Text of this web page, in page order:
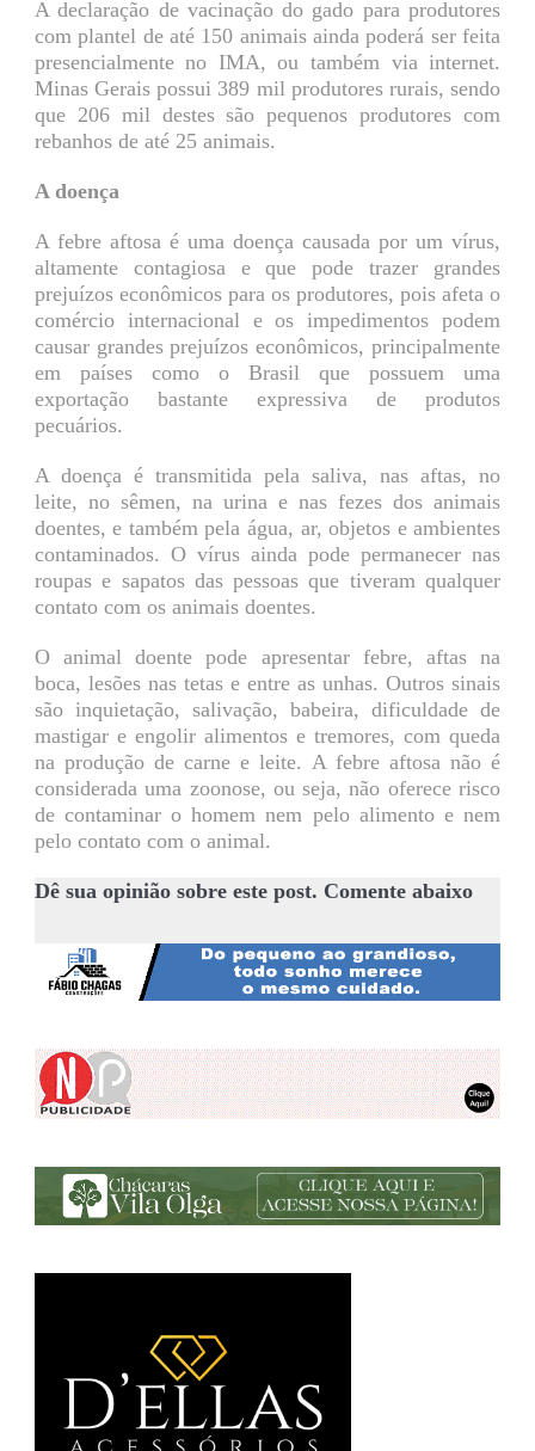
A declaração de vacinação do gado para produtores
com plantel de até 150 animais ainda poderá ser feita
presencialmente no IMA, ou também via internet.
Minas Gerais possui 389 mil produtores rurais, sendo
que 206 mil destes são pequenos produtores com
rebanhos de até 25 animais.
A doença
A febre aftosa é uma doença causada por um vírus,
altamente contagiosa e que pode trazer grandes
prejuízos econômicos para os produtores, pois afeta o
comércio internacional e os impedimentos podem
causar grandes prejuízos econômicos, principalmente
em países como o Brasil que possuem uma
exportação bastante expressiva de produtos
pecuários.
A doença é transmitida pela saliva, nas aftas, no
leite, no sêmen, na urina e nas fezes dos animais
doentes, e também pela água, ar, objetos e ambientes
contaminados. O vírus ainda pode permanecer nas
roupas e sapatos das pessoas que tiveram qualquer
contato com os animais doentes.
O animal doente pode apresentar febre, aftas na
boca, lesões nas tetas e entre as unhas. Outros sinais
são inquietação, salivação, babeira, dificuldade de
mastigar e engolir alimentos e tremores, com queda
na produção de carne e leite. A febre aftosa não é
considerada uma zoonose, ou seja, não oferece risco
de contaminar o homem nem pelo alimento e nem
pelo contato com o animal.
Dê sua opinião sobre este post. Comente abaixo